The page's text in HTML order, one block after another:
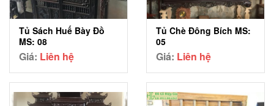
Tủ Sách Huế Bày Đồ
MS: 08
Giá: Liên hệ
Tủ Chè Đông Bích MS:
05
Giá: Liên hệ